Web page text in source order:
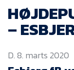
–
D. 8. marts 2020